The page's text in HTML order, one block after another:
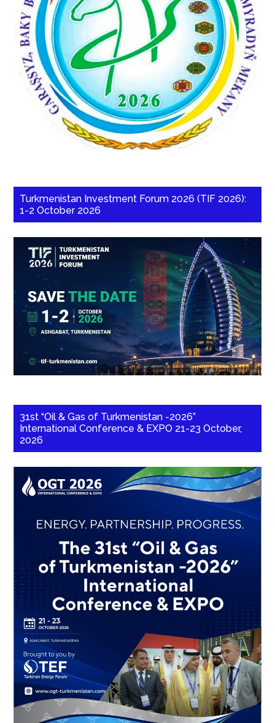
Turkmenistan Investment Forum 2026 (TIF 2026):
1-2 October 2026
31st “Oil & Gas of Turkmenistan -2026”
International Conference & EXPO 21-23 October,
2026